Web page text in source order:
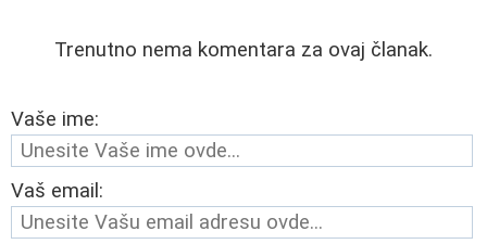
Trenutno nema komentara za ovaj članak.
Vaše ime:
Vaš email: